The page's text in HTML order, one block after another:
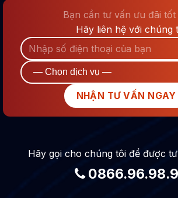
Bạn cần tư vấn ưu đãi
Hãy liên hệ với chúng
Hãy gọi cho chúng tôi để được